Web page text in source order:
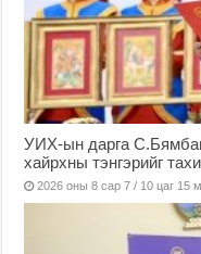
УИХ-ын дарга
хайрхны тэнгэрийг
2026 оны 8 сар 7 / 10 цаг 15